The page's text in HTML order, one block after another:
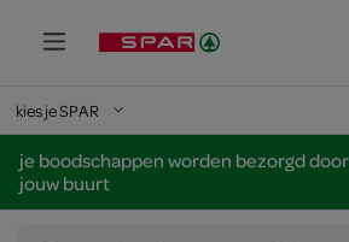
kies je SPAR
je boodschappen worden bezorgd door
jouw buurt